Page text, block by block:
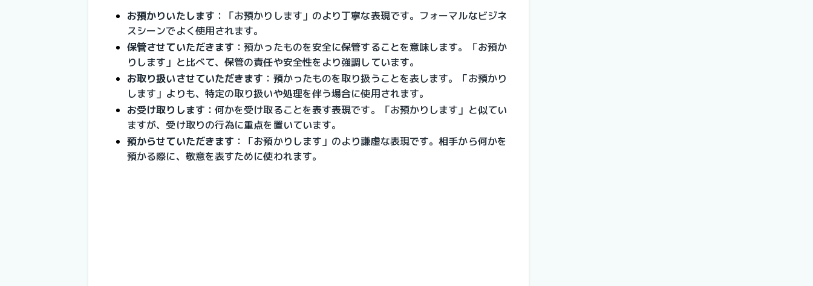
お預かりいたします ： 「お預かりします」のより丁寧な表現です。 フォーマルなビジネ
スシーンでよく使用されます。
保管させていただきます ：預かったものを安全に保管することを意味します。
「お預か
りします」と比べて、保管の責任や安全性をより強調しています。
お取り扱いさせていただきます ： 預かったものを取り扱うことを表します。
「お預かり
します」よりも、特定の取り扱いや処理を伴う場合に使用されます。
お受け取りします ： 何かを受け取ることを表す表現です。
「お預かりします」と似てい
ますが、受け取りの行為に重点を置いています。
預からせていただきます ： 「お預かりします」のより謙虚な表現です。相手から何かを
預かる際に、敬意を表すために使われます。